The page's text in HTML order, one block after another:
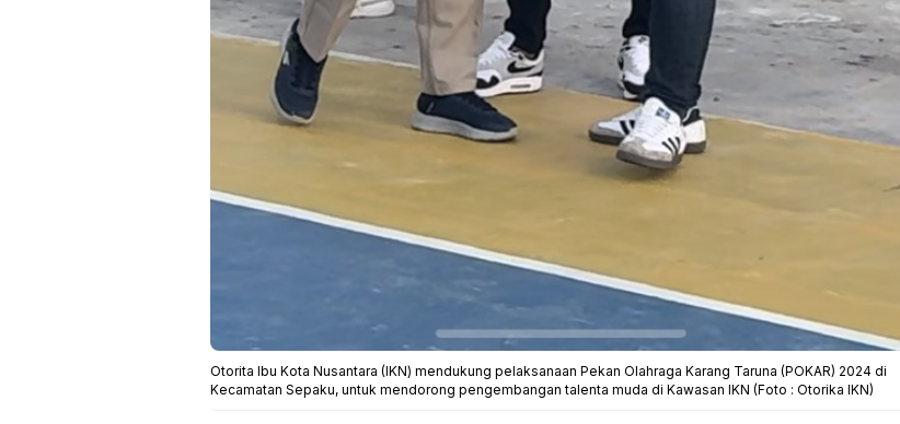
Otorita Ibu Kota Nusantara (IKN) mendukung pelaksanaan Pekan Olahraga Karang Taruna (POKAR) 2024 di
Kecamatan Sepaku, untuk mendorong pengembangan talenta muda di Kawasan IKN (Foto : Otorika IKN)